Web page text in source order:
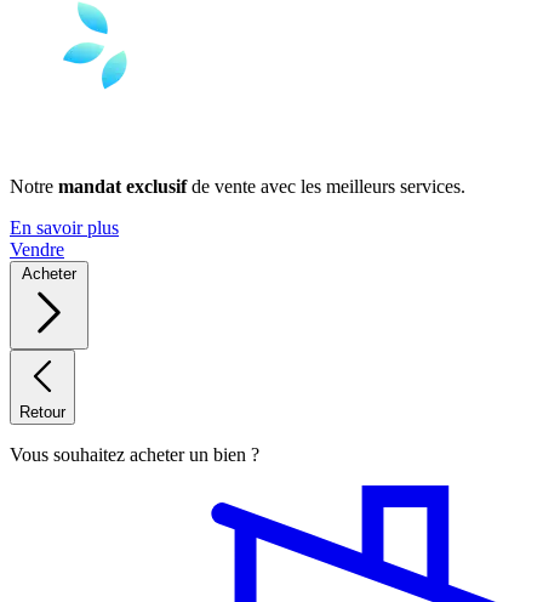
Notre mandat exclusifde vente avec les meilleurs services.
En savoir plus
Vendre
Acheter
Retour
Vous souhaitez acheter un bien ?